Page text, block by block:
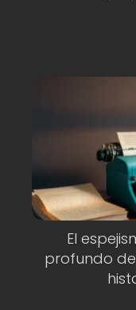
El
profundo